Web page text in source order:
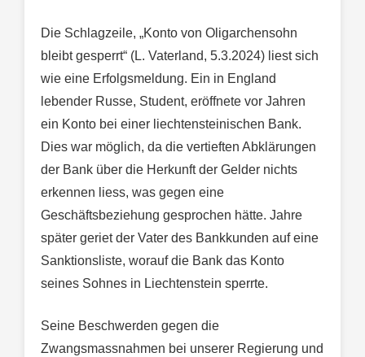
Die Schlagzeile, „Konto von Oligarchensohn
bleibt gesperrt“ (L. Vaterland, 5.3.2024) liest sich
wie eine Erfolgsmeldung. Ein in England
lebender Russe, Student, eröffnete vor Jahren
ein Konto bei einer liechtensteinischen Bank.
Dies war möglich, da die vertieften Abklärungen
der Bank über die Herkunft der Gelder nichts
erkennen liess, was gegen eine
Geschäftsbeziehung gesprochen hätte. Jahre
später geriet der Vater des Bankkunden auf eine
Sanktionsliste, worauf die Bank das Konto
seines Sohnes in Liechtenstein sperrte.
Seine Beschwerden gegen die
Zwangsmassnahmen bei unserer Regierung und